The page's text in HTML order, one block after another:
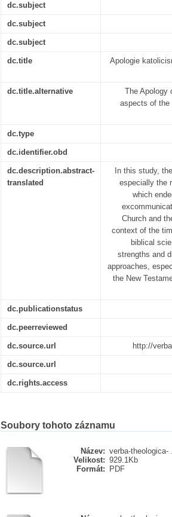
dc.subject
dc.subject
dc.subject
dc.title
Apologie
dc.title.alternative
The Apology
aspects of the
dc.type
dc.identifier.obd
dc.description.abstract-
translated
In this study,
especially the
which
Church and
context of the
biblical
strengths and
approaches,
the New
dc.publicationstatus
dc.peerreviewed
dc.source.url http://
dc.source.url
dc.rights.access
Soubory tohoto záznamu
Název: verba-theologica-
Velikost: 929.1Kb
Formát:
PDF